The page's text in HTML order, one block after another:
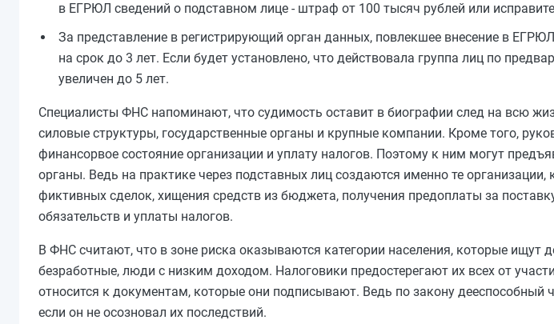
в ЕГРЮЛ сведений о подставном лице - штраф от 100 тысяч рублей или
За представление в регистрирующий орган данных, повлекшее внесение в
на срок до 3 лет. Если будет установлено, что действовала группа лиц по
увеличен до 5 лет.
Специалисты ФНС напоминают, что судимость оставит в биографии след на всю
силовые структуры, государственные органы и крупные компании. Кроме того,
финансорвое состояние организации и уплату налогов. Поэтому к ним могут
органы. Ведь на практике через подставных лиц создаются именно те
фиктивных сделок, хищения средств из бюджета, получения предоплаты за
обязательств и уплаты налогов.
В ФНС считают, что в зоне риска оказываются категории населения, которые ищут
безработные, люди с низким доходом. Налоговики предостерегают их всех от
относится к документам, которые они подписывают. Ведь по закону дееспособный
если он не осозновал их последствий.